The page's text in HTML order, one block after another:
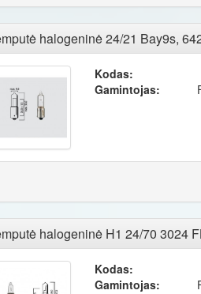
halogeninė 24/21 Bay9s,
Kodas:
Gamintojas:
halogeninė H1 24/70 3024
Kodas:
Gamintojas: